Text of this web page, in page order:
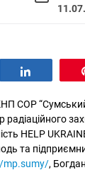
СОР
радіаційного
НЕLP
та
mp.sumy/,